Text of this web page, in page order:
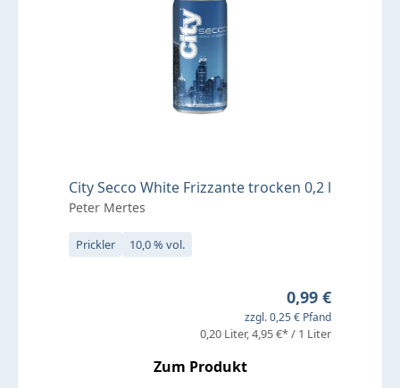
City Secco White Frizzante trocken 0,2 l
Peter Mertes
Prickler 10,0 % vol.
Regulärer
0,99 €
zzgl. 0,25 € Pfand
0,20 Liter 4,95 €* / 1 Liter
Zum Produkt